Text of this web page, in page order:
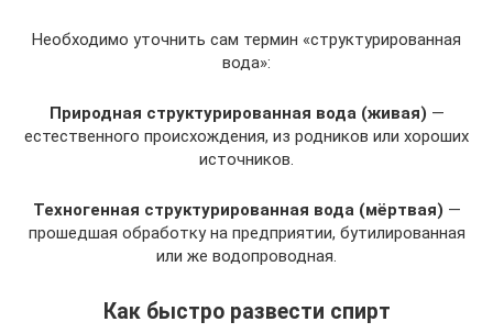
Необходимо уточнить сам термин «структурированная
вода»:
Природная структурированная вода (живая) —
естественного происхождения, из родников или хороших
источников.
Техногенная структурированная вода (мёртвая) —
прошедшая обработку на предприятии, бутилированная
или же водопроводная.
Как быстро развести спирт